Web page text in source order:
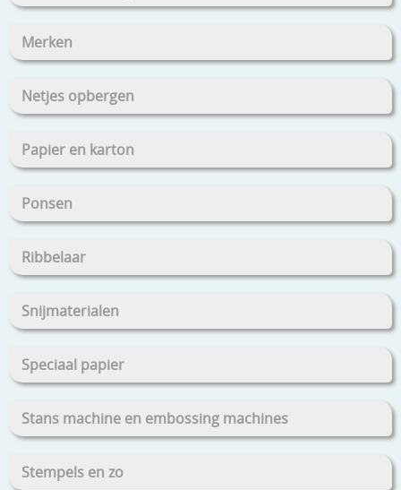
Merken
Netjes opbergen
Papier en karton
Ponsen
Ribbelaar
Snijmaterialen
Speciaal papier
Stans machine en embossing machines
Stempels en zo